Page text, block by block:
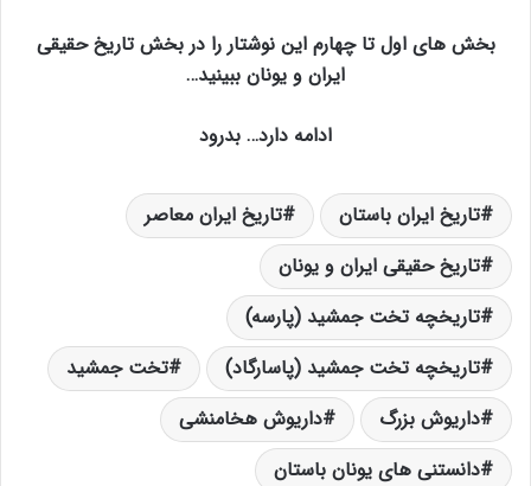
بخش های اول تا چهارم این نوشتار را در بخش تاریخ حقیقی
ایران و یونان ببینید…
ادامه دارد… بدرود
تاریخ ایران باستان
تاریخ ایران معاصر
تاریخ حقیقی ایران و یونان
تاریخچه تخت جمشید (پارسه)
تاریخچه تخت جمشید (پاسارگاد)
تخت جمشید
داریوش بزرگ
داریوش هخامنشی
دانستنی های یونان باستان